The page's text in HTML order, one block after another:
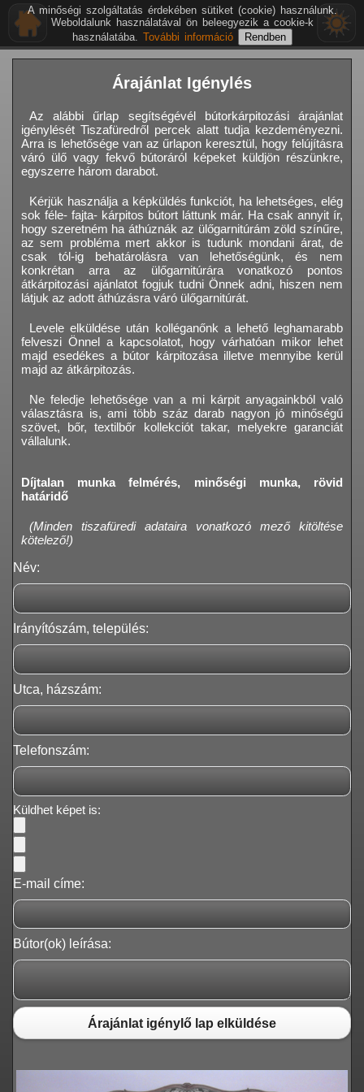
Árajánlat Igénylés
Az alábbi űrlap segítségévél bútorkárpitozási árajánlat
igénylését Tiszafüredről percek alatt tudja kezdeményezni.
Arra is lehetősége van az űrlapon keresztül, hogy felújításra
váró ülő vagy fekvő bútoráról képeket küldjön részünkre,
egyszerre három darabot.
Kérjük használja a képküldés funkciót, ha lehetséges, elég
sok féle- fajta- kárpitos bútort láttunk már. Ha csak annyit ír,
hogy szeretném ha áthúznák az ülőgarnitúrám zöld színűre,
az sem probléma mert akkor is tudunk mondani árat, de
csak tól-ig behatárolásra van lehetőségünk, és nem
konkrétan arra az ülőgarnitúrára vonatkozó pontos
átkárpitozási ajánlatot fogjuk tudni Önnek adni, hiszen nem
látjuk az adott áthúzásra váró ülőgarnitúrát.
Levele elküldése után kolléganőnk a lehető leghamarabb
felveszi Önnel a kapcsolatot, hogy várhatóan mikor lehet
majd esedékes a bútor kárpitozása illetve mennyibe kerül
majd az átkárpitozás.
Ne feledje lehetősége van a mi kárpit anyagainkból való
választásra is, ami több száz darab nagyon jó minőségű
szövet, bőr, textilbőr kollekciót takar, melyekre garanciát
vállalunk.
Díjtalan munka felmérés, minőségi munka, rövid
határidő
(Minden tiszafüredi adataira vonatkozó mező kitöltése
kötelező!)
Név:
Irányítószám, település:
Utca, házszám:
Telefonszám:
Küldhet képet is:
E-mail címe:
Bútor(ok) leírása:
Árajánlat igénylő lap elküldése
A minőségi szolgáltatás érdekében sütiket (cookie) használunk.
Weboldalunk használatával ön beleegyezik a cookie-k
használatába. További információ